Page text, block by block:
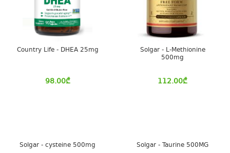
Country Life - DHEA 25mg
98.00₾
Solgar - L-Methionine
500mg
112.00₾
Solgar - cysteine 500mg Solgar - Taurine 500MG